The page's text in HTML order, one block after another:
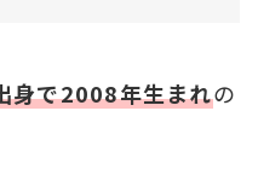
身で2008年生まれの